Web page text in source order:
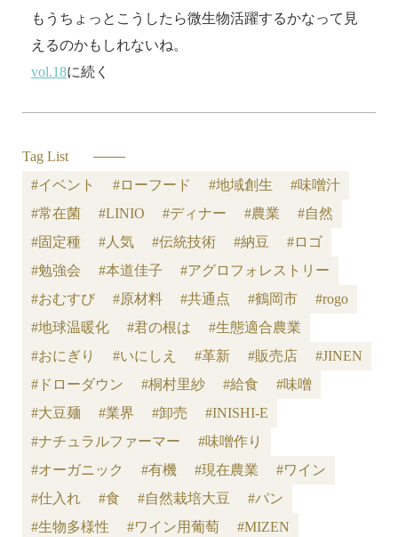
もうちょっとこうしたら微生物活躍するかなって見
えるのかもしれないね。
vol.18に続く
Tag List
#イベント
#ローフード #地域創生
#味噌汁
#常在菌
#LINIO #ディナー #農業
#自然
#固定種
#人気 #伝統技術 #納豆
#ロゴ
#勉強会
#本道佳子
#アグロフォレストリー
#おむすび
#原材料 #共通点 #鶴岡市
#rogo
#地球温暖化
#君の根は
#生態適合農業
#おにぎり
#いにしえ #革新 #販売店
#JINEN
#ドローダウン
#桐村里紗 #給食
#味噌
#大豆麺
#業界 #卸売
#INISHI-E
#ナチュラルファーマー
#味噌作り
#オーガニック
#有機 #現在農業
#ワイン
#仕入れ
#食 #自然栽培大豆
#パン
#生物多様性
#ワイン用葡萄 #MIZEN